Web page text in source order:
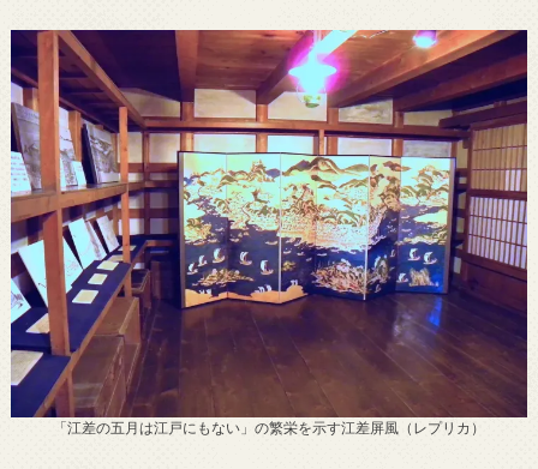
「江差の五月は江戸にもない」の繁栄を示す江差屏風（レプリカ）